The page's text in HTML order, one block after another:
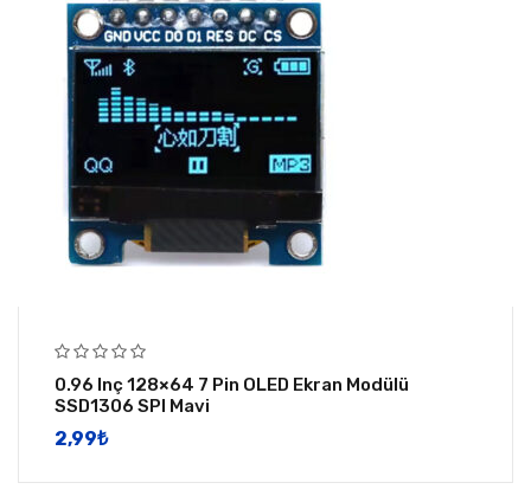
0.96 Inç 128×64 7 Pin OLED Ekran Modülü
SSD1306 SPI Mavi
2,99​₺